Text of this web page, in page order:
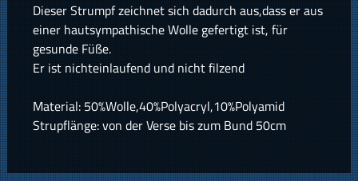
Dieser Strumpf zeichnet sich dadurch aus,dass er aus
einer hautsympathische Wolle gefertigt ist, für
gesunde Füße.
Er ist nichteinlaufend und nicht filzend
Material: 50%Wolle,40%Polyacryl,10%Polyamid
Strupflänge: von der Verse bis zum Bund 50cm